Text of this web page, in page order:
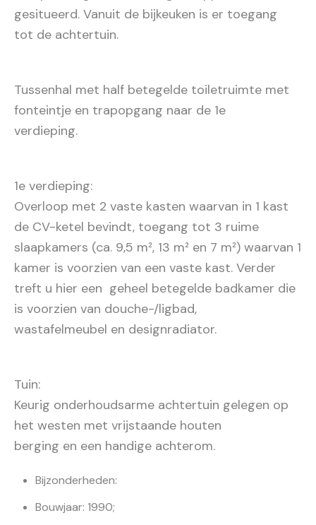
gesitueerd. Vanuit de bijkeuken is er toegang
tot de achtertuin.
Tussenhal met half betegelde toiletruimte met
fonteintje en trapopgang naar de 1e
verdieping.
1e verdieping:
Overloop met 2 vaste kasten waarvan in 1 kast
de CV-ketel bevindt, toegang tot 3 ruime
slaapkamers (ca. 9,5 m², 13 m² en 7 m²) waarvan 1
kamer is voorzien van een vaste kast. Verder
treft u hier een geheel betegelde badkamer die
is voorzien van douche-/ligbad,
wastafelmeubel en designradiator.
Tuin:
Keurig onderhoudsarme achtertuin gelegen op
het westen met vrijstaande houten
berging en een handige achterom.
Bijzonderheden:
Bouwjaar: 1990;